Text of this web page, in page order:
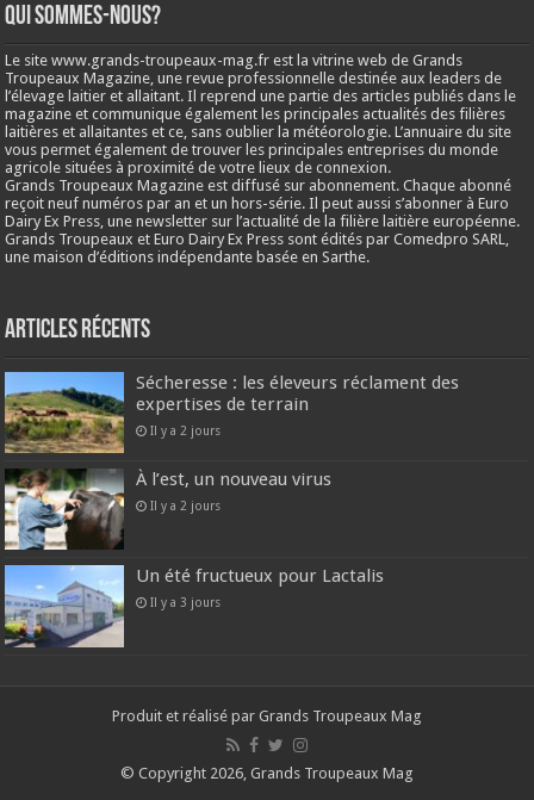
Qui sommes-nous?
Le site www.grands-troupeaux-mag.fr est la vitrine web de Grands
Troupeaux Magazine, une revue professionnelle destinée aux leaders de
l’élevage laitier et allaitant. Il reprend une partie des articles publiés dans le
magazine et communique également les principales actualités des filières
laitières et allaitantes et ce, sans oublier la météorologie. L’annuaire du site
vous permet également de trouver les principales entreprises du monde
agricole situées à proximité de votre lieux de connexion.
Grands Troupeaux Magazine est diffusé sur abonnement. Chaque abonné
reçoit neuf numéros par an et un hors-série. Il peut aussi s’abonner à Euro
Dairy Ex Press, une newsletter sur l’actualité de la filière laitière européenne.
Grands Troupeaux et Euro Dairy Ex Press sont édités par Comedpro SARL,
une maison d’éditions indépendante basée en Sarthe.
Articles récents
Sécheresse : les éleveurs réclament des
expertises de terrain
Il y a 2 jours
À l’est, un nouveau virus
Il y a 2 jours
Un été fructueux pour Lactalis
Il y a 3 jours
Produit et réalisé par Grands Troupeaux Mag
© Copyright 2026, Grands Troupeaux Mag